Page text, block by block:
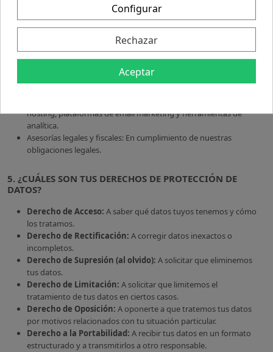
servicios, necesitamos compartir tu información con proveedores de
confianza:
Empresas de transporte y logística: Para poder entregar tus
Plataformas de pago y entidades financieras: Para procesar de
hosting, plataformas de email marketing y herramientas de
analítica.
Asesorías legales y fiscales: En cumplimiento de nuestras
obligaciones legales.
5. ¿CUÁLES SON TUS DERECHOS DE PROTECCIÓN DE
DATOS?
Derecho de Acceso: A saber qué datos tuyos tenemos y cómo
los tratamos.
Derecho de Rectificación: A corregir datos inexactos o
incompletos.
Derecho de Supresión (al olvido): A solicitar que eliminemos
tus datos.
Derecho de Limitación: A solicitar que limitemos el
tratamiento de tus datos en ciertos casos.
Derecho de Oposición: A oponerte a que tratemos tus datos
por motivos relacionados con tu situación particular.
Derecho a la Portabilidad: A recibir tus datos en un formato
estructurado y a transmitirlos a otro responsable.
Configurar
Rechazar
Aceptar